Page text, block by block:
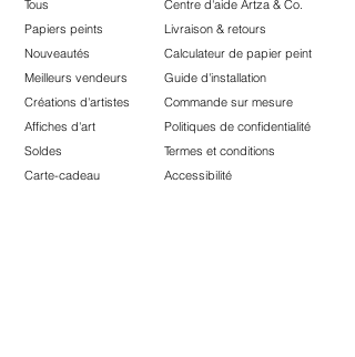
Tous
Papiers peints
Nouveautés
Meilleurs vendeurs
Créations d'artistes
Affiches d'art
Soldes
Carte-cadeau
Centre d'aide Artza & Co.
Livraison & retours
Calculateur de papier peint
Guide d'installation
Commande sur mesure
Politiques de confidentialité
Termes et conditions
​Accessibilité